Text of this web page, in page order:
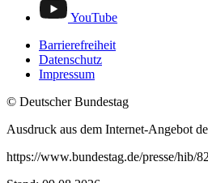
YouTube
Barrierefreiheit
Datenschutz
Impressum
© Deutscher Bundestag
Ausdruck aus dem Internet-Angebot
https://www.bundestag.de/presse/hib/